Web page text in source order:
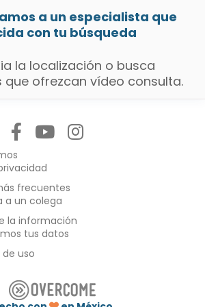
a un especialista que
con tu búsqueda
la localización o busca
que ofrezcan vídeo consulta.
frecuentes
a un colega
la información
tus datos
uso